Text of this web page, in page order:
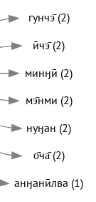
гунчэ̄ (2)
ӣчэ̄ (2)
минӈӣ (2)
мэ̄нми (2)
нуӈан (2)
о̄ча̄ (2)
анӈанӣлва (1)